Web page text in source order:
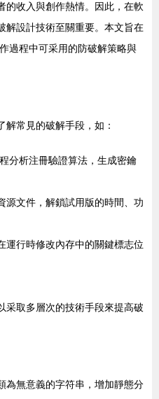
的收入與創作熱情。因此，在軟
解設計技術至關重要。本文旨在
過程中可采用的防破解策略與
常見的破解手段，如：
分析注冊驗證算法，生成密鑰
源文件，解鎖試用版的時間、功
運行時修改內存中的關鍵標志位
采取多層次的技術手段來提高破
為無意義的字符串，增加靜態分